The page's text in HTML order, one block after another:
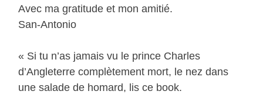
Avec ma gratitude et mon amitié.
San-Antonio
« Si tu n’as jamais vu le prince Charles
d’Angleterre complètement mort, le nez dans
une salade de homard, lis ce book.